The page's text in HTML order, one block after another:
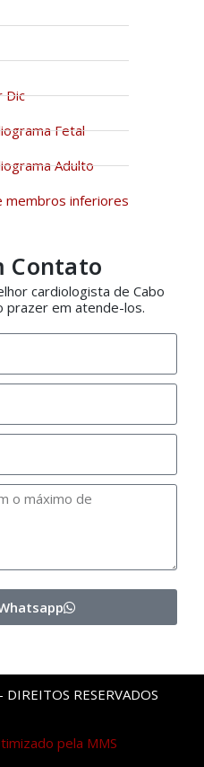
Dic
Fetal
Adulto
membros inferiores
Contato
cardiologista de Cabo
prazer em atende-los.
RESERVADOS
pela MMS